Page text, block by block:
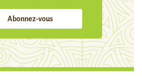
Abonnez-vous